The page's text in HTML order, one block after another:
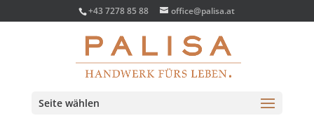
+43 7278 85 88 office@palisa.at
Seite wählen